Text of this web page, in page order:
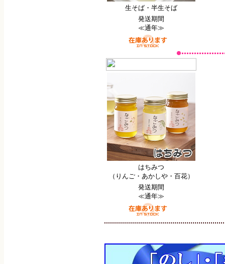
生そば・半生そば
発送期間
≪通年≫
はちみつ
（りんご・あかしや・百花）
発送期間
≪通年≫